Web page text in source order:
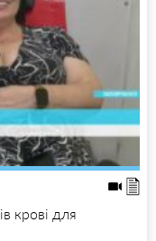
крові для